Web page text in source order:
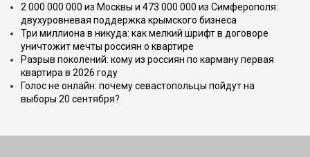
2 000 000 000 из Москвы и 473 000 000 из Симферополя:
двухуровневая поддержка крымского бизнеса
Три миллиона в никуда: как мелкий шрифт в договоре
уничтожит мечты россиян о квартире
Разрыв поколений: кому из россиян по карману первая
квартира в 2026 году
Голос не онлайн: почему севастопольцы пойдут на
выборы 20 сентября?